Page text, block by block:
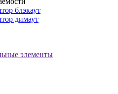
блэкаут
димаут
элементы